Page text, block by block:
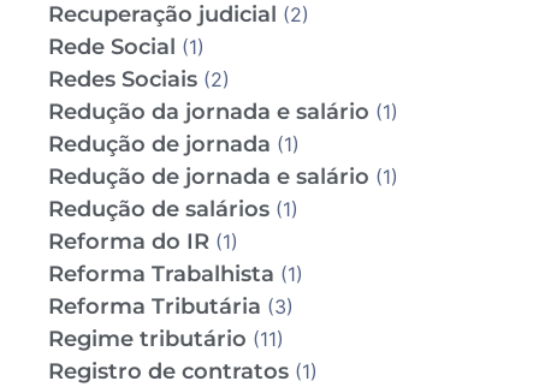
Recuperação judicial (2)
Rede Social (1)
Redes Sociais (2)
Redução da jornada e salário (1)
Redução de jornada (1)
Redução de jornada e salário (1)
Redução de salários (1)
Reforma do IR (1)
Reforma Trabalhista (1)
Reforma Tributária (3)
Regime tributário (11)
Registro de contratos (1)